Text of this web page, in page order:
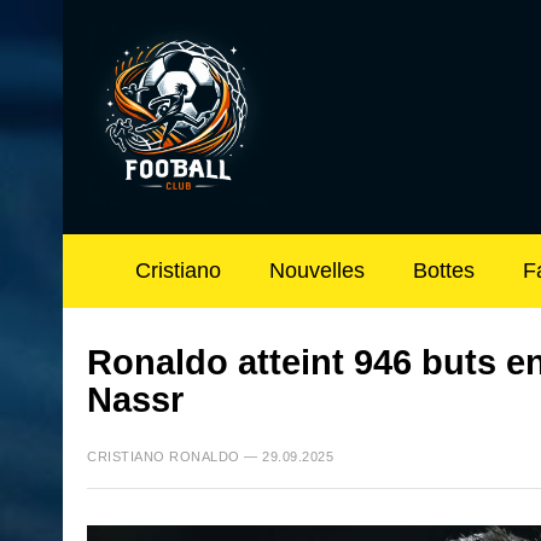
Cristiano Nouvelles Bottes
Ronaldo atteint 946 buts
Nassr
CRISTIANO RONALDO — 29.09.2025